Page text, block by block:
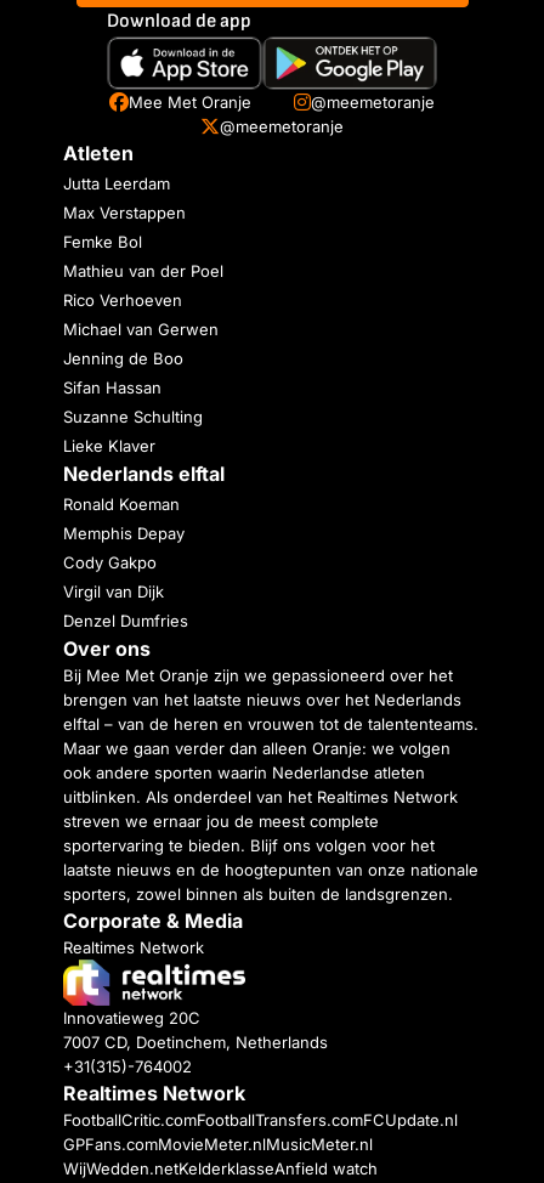
Download de app
Mee Met Oranje
@meemetoranje
@meemetoranje
Atleten
Jutta Leerdam
Max Verstappen
Femke Bol
Mathieu van der Poel
Rico Verhoeven
Michael van Gerwen
Jenning de Boo
Sifan Hassan
Suzanne Schulting
Lieke Klaver
Nederlands elftal
Ronald Koeman
Memphis Depay
Cody Gakpo
Virgil van Dijk
Denzel Dumfries
Over ons
Bij Mee Met Oranje zijn we gepassioneerd over het
brengen van het laatste nieuws over het Nederlands
elftal – van de heren en vrouwen tot de talententeams.
Maar we gaan verder dan alleen Oranje: we volgen
ook andere sporten waarin Nederlandse atleten
uitblinken. Als onderdeel van het Realtimes Network
streven we ernaar jou de meest complete
sportervaring te bieden. Blijf ons volgen voor het
laatste nieuws en de hoogtepunten van onze nationale
sporters, zowel binnen als buiten de landsgrenzen.
Corporate & Media
Realtimes Network
Innovatieweg 20C
7007 CD, Doetinchem, Netherlands
+31(315)-764002
Realtimes Network
FootballCritic.comFootballTransfers.comFCUpdate.nl
GPFans.comMovieMeter.nlMusicMeter.nl
WijWedden.netKelderklasseAnfield watch